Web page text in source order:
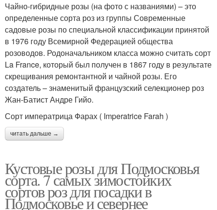
Чайно-гибридные розы (на фото с названиями) – это
определенные сорта роз из группы Современные
садовые розы по специальной классификации принятой
в 1976 году Всемирной Федерацией общества
розоводов. Родоначальником класса можно считать сорт
La France, который был получен в 1867 году в результате
скрещивания ремонтантной и чайной розы. Его
создатель – знаменитый французский селекционер роз
Жан-Батист Андре Гийо.
Сорт императрица Фарах ( Imperatrice Farah )
читать дальше →
Кустовые розы для Подмосковья
сорта. 7 самых зимостойких
сортов роз для посадки в
Подмосковье и севернее